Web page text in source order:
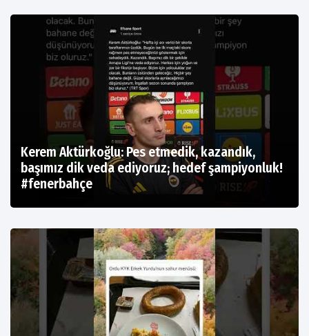
Kerem Aktürkoğlu: Pes etmedik, kazandık,
başımız dik veda ediyoruz; hedef şampiyonluk!
#fenerbahçe